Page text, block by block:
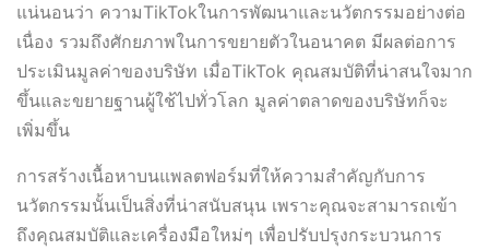
แน่นอนว่า ความTikTokในการพัฒนาและนวัตกรรมอย่างต่อ
เนื่อง รวมถึงศักยภาพในการขยายตัวในอนาคต มีผลต่อการ
ประเมินมูลค่าของบริษัท เมื่อTikTok คุณสมบัติที่น่าสนใจมาก
ขึ้นและขยายฐานผู้ใช้ไปทั่วโลก มูลค่าตลาดของบริษัทก็จะ
เพิ่มขึ้น
การสร้างเนื้อหาบนแพลตฟอร์มที่ให้ความสำคัญกับการ
นวัตกรรมนั้นเป็นสิ่งที่น่าสนับสนุน เพราะคุณจะสามารถเข้า
ถึงคุณสมบัติและเครื่องมือใหม่ๆ เพื่อปรับปรุงกระบวนการ